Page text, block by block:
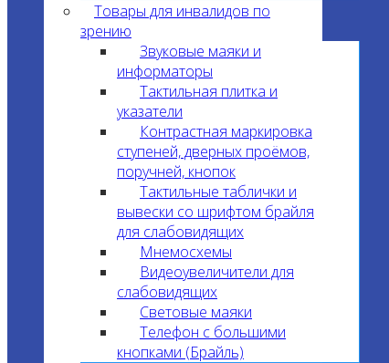
Товары для инвалидов по
зрению
Звуковые маяки и
информаторы
Тактильная плитка и
указатели
Контрастная маркировка
ступеней, дверных проёмов,
поручней, кнопок
Тактильные таблички и
вывески со шрифтом брайля
для слабовидящих
Мнемосхемы
Видеоувеличители для
слабовидящих
Световые маяки
Телефон с большими
кнопками (Брайль)